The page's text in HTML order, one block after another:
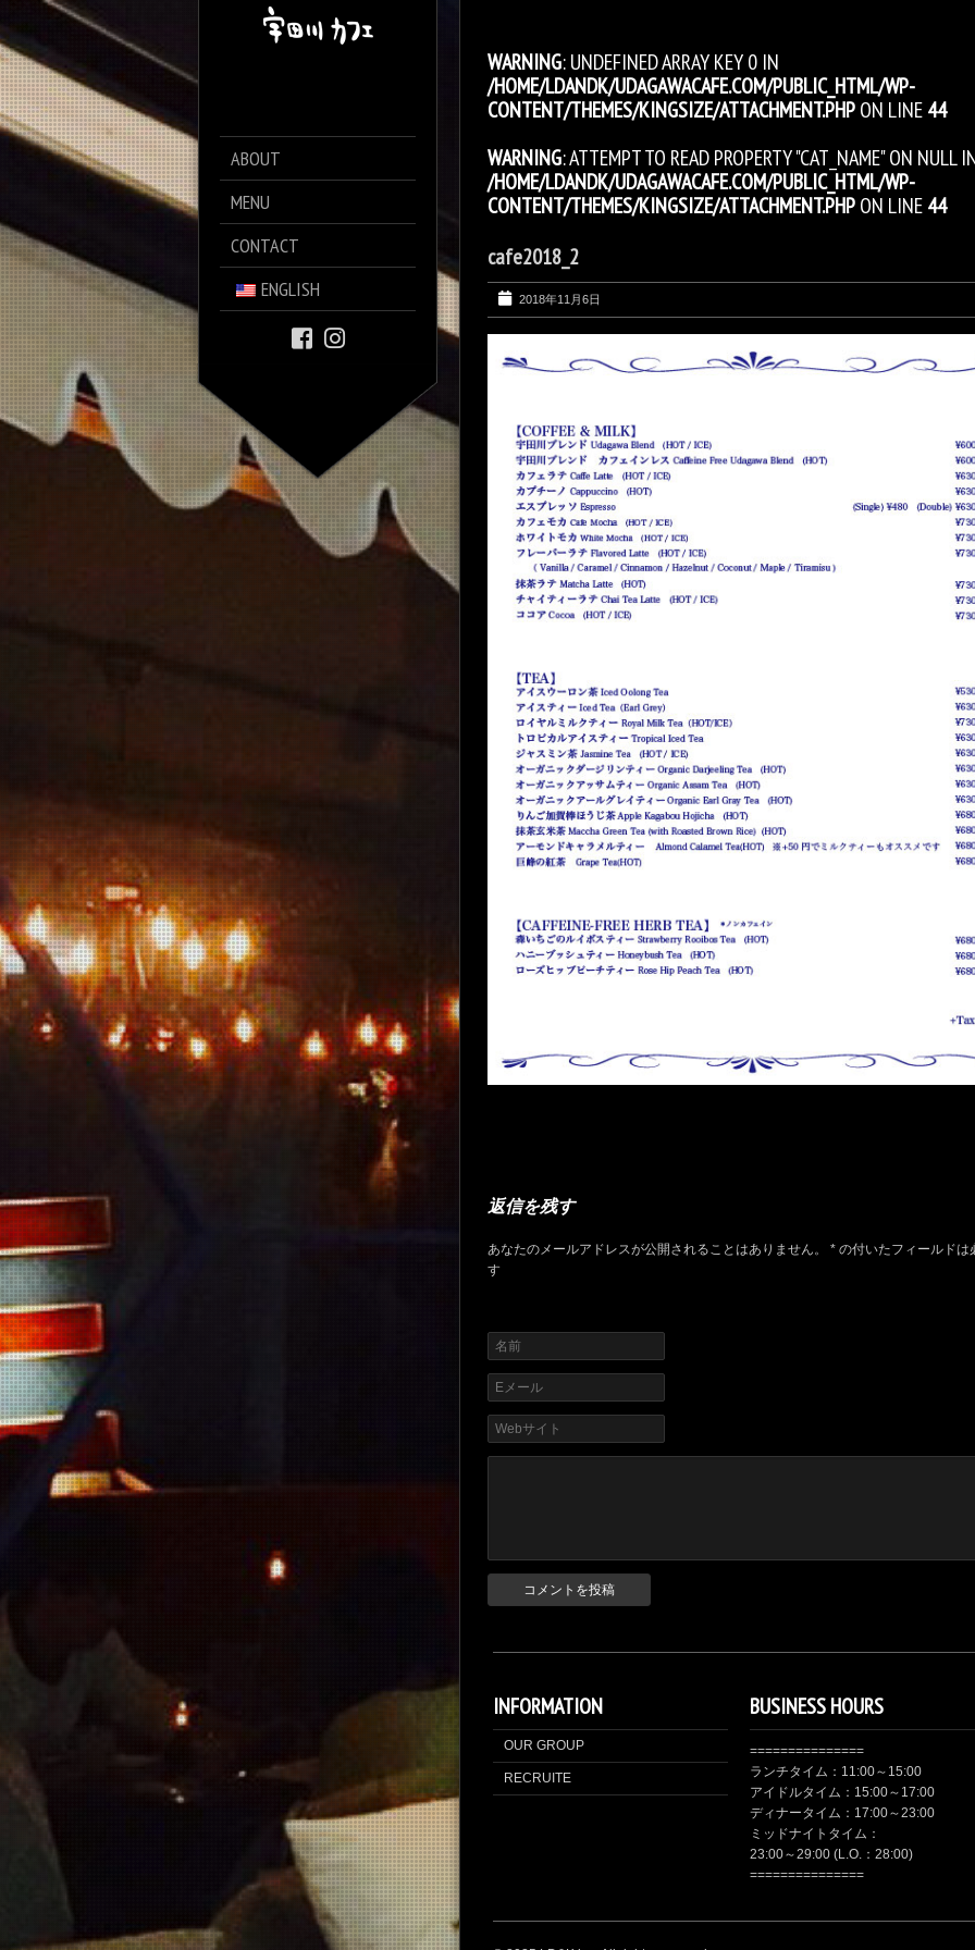
ABOUT
MENU
CONTACT
ENGLISH
WARNING: UNDEFINED ARRAY KEY 0 IN
/HOME/LDANDK/UDAGAWACAFE.COM/PUBLIC_HTML/WP-
CONTENT/THEMES/KINGSIZE/ATTACHMENT.PHPON LINE44
WARNING: ATTEMPT TO READ PROPERTY "CAT_NAME" ON NULL
/HOME/LDANDK/UDAGAWACAFE.COM/PUBLIC_HTML/WP-
CONTENT/THEMES/KINGSIZE/ATTACHMENT.PHPON LINE44
cafe2018_2
2018年11月6日
返信を残す
あなたのメールアドレスが公開されることはありません。 * の付いたフィールドは
す
INFORMATION
OUR GROUP
RECRUITE
BUSINESS HOURS
===============
ランチタイム：11:00～15:00
アイドルタイム：15:00～17:00
ディナータイム：17:00～23:00
ミッドナイトタイム：
23:00～29:00 (L.O.：28:00)
===============